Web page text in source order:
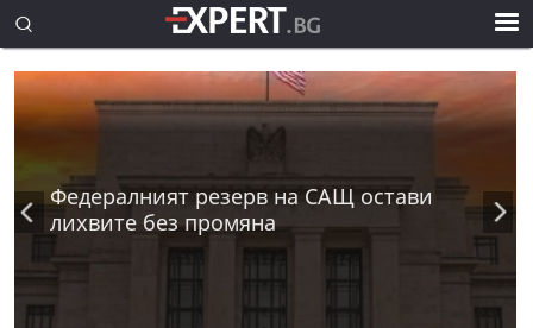
Федералният резерв на САЩ остави
лихвите без промяна